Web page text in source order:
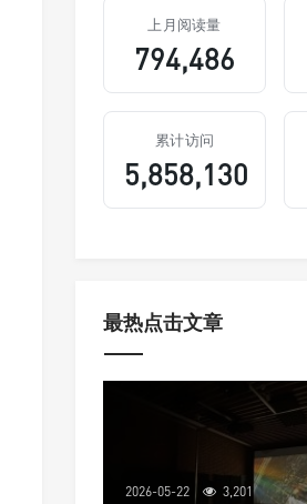
上月阅读量
794,486
累计访问
5,858,130
最热点击文章
2026-05-22 3,201